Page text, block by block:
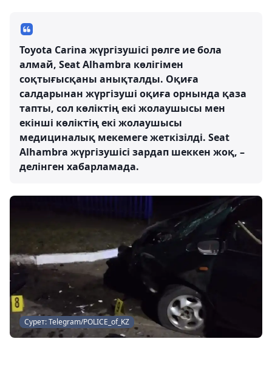
Toyota Carina жүргізушісі рөлге ие бола
алмай, Seat Alhambra көлігімен
соқтығысқаны анықталды. Оқиға
салдарынан жүргізуші оқиға орнында қаза
тапты, сол көліктің екі жолаушысы мен
екінші көліктің екі жолаушысы
медициналық мекемеге жеткізілді. Seat
Alhambra жүргізушісі зардап шеккен жоқ, –
делінген хабарламада.
Сурет: Telegram/POLICE_of_KZ